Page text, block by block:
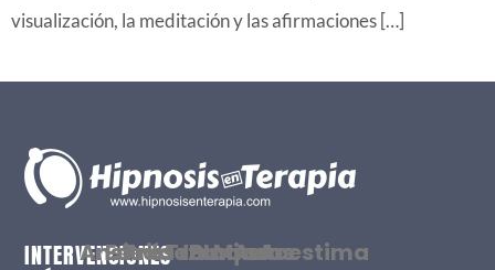
visualización, la meditación y las afirmaciones […]
INTERVENCIONES
Ansiedad
Estrés
Tristeza
Traumas
Bloqueos
Miedos
Autoestima